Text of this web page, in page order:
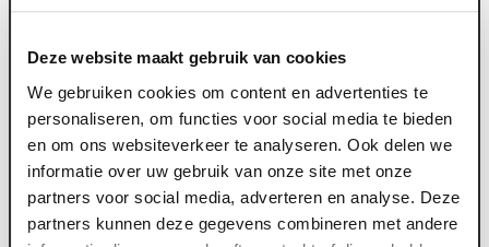
Deze website maakt gebruik van cookies
We gebruiken cookies om content en advertenties te
personaliseren, om functies voor social media te bieden
en om ons websiteverkeer te analyseren. Ook delen we
informatie over uw gebruik van onze site met onze
partners voor social media, adverteren en analyse. Deze
partners kunnen deze gegevens combineren met andere
over haar eigen mentale lijden en doodswens. Tot ze
leven. Die ervaring is de kern van waarom dit
programma bestaat. Haar overtuiging: zolang
suïcidaliteit onbespreekbaar blijft, blijven mensen
gevangen in hun eigen hoofd. Het gesprek aangaan is
geen risico. Zwijgen is het risico. Lampje erop sluit de
Week van de Suïcidepreventie af als slotstuk van een
week vol bewustwording. Een avond die niet